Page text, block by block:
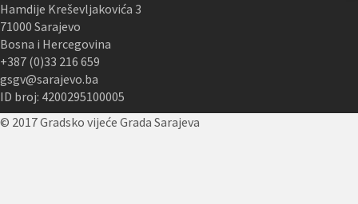
Hamdije Kreševljakovića 3
71000 Sarajevo
Bosna i Hercegovina
+387 (0)33 216 659
gsgv@sarajevo.ba
ID broj: 4200295100005
© 2017 Gradsko vijeće Grada Sarajeva